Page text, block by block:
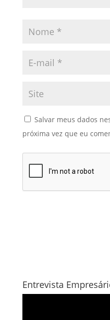
Salvar meus dados
próxima vez que eu
Entrevista